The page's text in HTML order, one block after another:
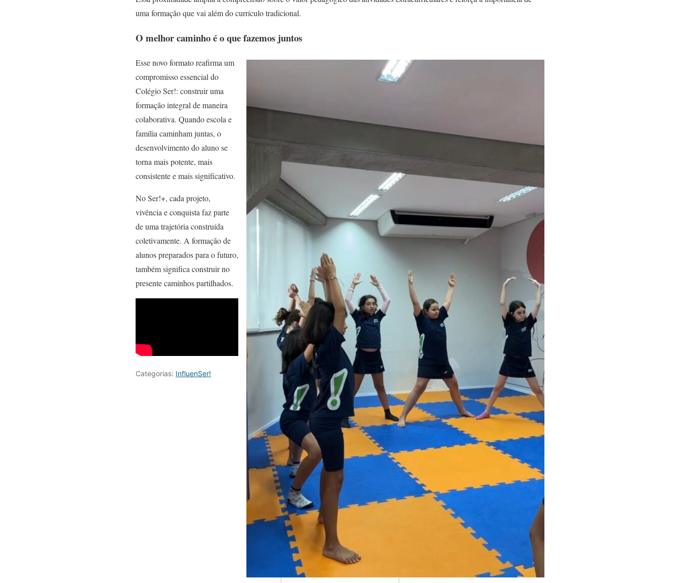
uma formação que vai além do currículo tradicional.
O melhor caminho é o que fazemos juntos
Esse novo formato reafirma um
compromisso essencial do
Colégio Ser!: construir uma
formação integral de maneira
colaborativa. Quando escola e
família caminham juntas, o
desenvolvimento do aluno se
torna mais potente, mais
consistente e mais significativo.
No Ser!+, cada projeto,
vivência e conquista faz parte
de uma trajetória construída
coletivamente. A formação de
alunos preparados para o futuro,
também significa construir no
presente caminhos partilhados.
Categorias: InfluenSer!